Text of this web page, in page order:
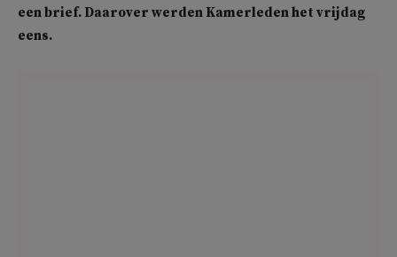
een brief. Daarover werden Kamerleden het vrijdag
eens.